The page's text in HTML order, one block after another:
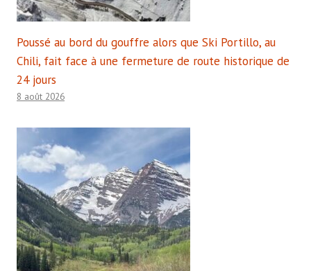
Poussé au bord du gouffre alors que Ski Portillo, au
Chili, fait face à une fermeture de route historique de
24 jours
8 août 2026